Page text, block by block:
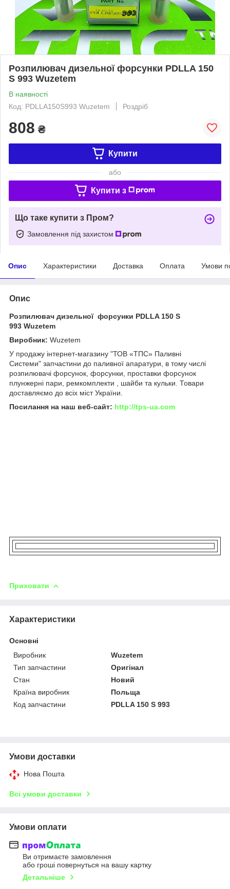
Розпилювач дизельної форсунки PDLLA 150
S 993 Wuzetem
В наявності
Код: PDLLA150S993 Wuzetem
Роздріб
808 ₴
Купити
або
Купити з
Що таке купити з Пром?
Замовлення під захистом
Опис Характеристики Доставка Оплата Умови
Опис
Розпилювач дизельної форсунки PDLLA 150 S
993 Wuzetem
Виробник: Wuzetem
У продажу інтернет-магазину "ТОВ «ТПС» Паливні
Системи" запчастини до паливної апаратури, в тому числі
розпилювачі форсунок, форсунки, проставки форсунок
плунжерні пари, ремкомплекти , шайби та кульки. Товари
доставляємо до всіх міст України.
Посилання на наш веб-сайт: http://tps-ua.com
Приховати
Характеристики
Основні
Виробник
Wuzetem
Тип запчастини
Оригінал
Стан
Новий
Країна виробник
Польща
Код запчастини
PDLLA 150 S 993
Умови доставки
Нова Пошта
Всі умови доставки
Умови оплати
Ви отримаєте замовлення
або гроші повернуться на вашу картку
Детальніше